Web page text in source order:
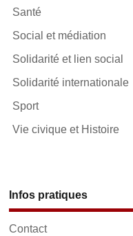
Santé
Social et médiation
Solidarité et lien social
Solidarité internationale
Sport
Vie civique et Histoire
Infos pratiques
Contact